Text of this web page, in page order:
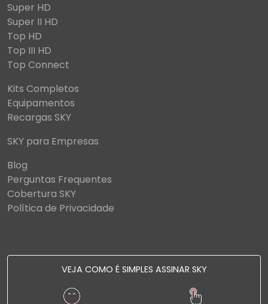
Super HD
Super II HD
Top HD
Top III HD
Top Connect
Kits Completos
Equipamentos
Recargas SKY
SKY para Empresas
Blog
Perguntas Frequentes
Cobertura SKY
Política de Privacidade
VEJA COMO É SIMPLES ASSINAR SKY